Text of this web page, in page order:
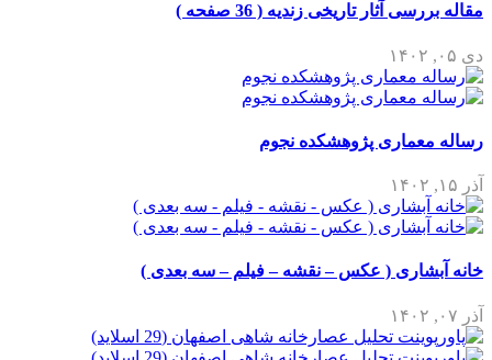
مقاله بررسی آثار تاریخی زندیه ( 36 صفحه )
دی ۰۵, ۱۴۰۲
رساله معماری پژوهشکده نجوم
آذر ۱۵, ۱۴۰۲
خانه آبشاری ( عکس – نقشه – فیلم – سه بعدی )
آذر ۰۷, ۱۴۰۲